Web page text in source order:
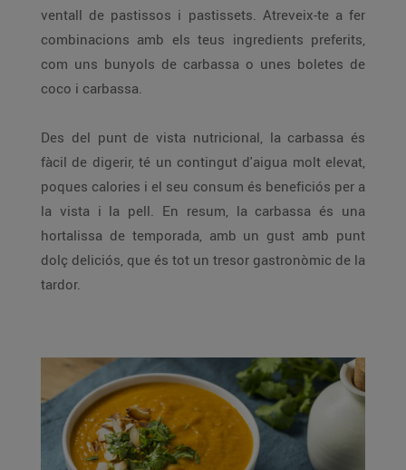
ventall de pastissos i pastissets. Atreveix-te a fer
combinacions amb els teus ingredients preferits,
com uns bunyols de carbassa o unes boletes de
coco i carbassa.
Des del punt de vista nutricional, la carbassa és
fàcil de digerir, té un contingut d'aigua molt elevat,
poques calories i el seu consum és beneficiós per a
la vista i la pell. En resum, la carbassa és una
hortalissa de temporada, amb un gust amb punt
dolç deliciós, que és tot un tresor gastronòmic de la
tardor.